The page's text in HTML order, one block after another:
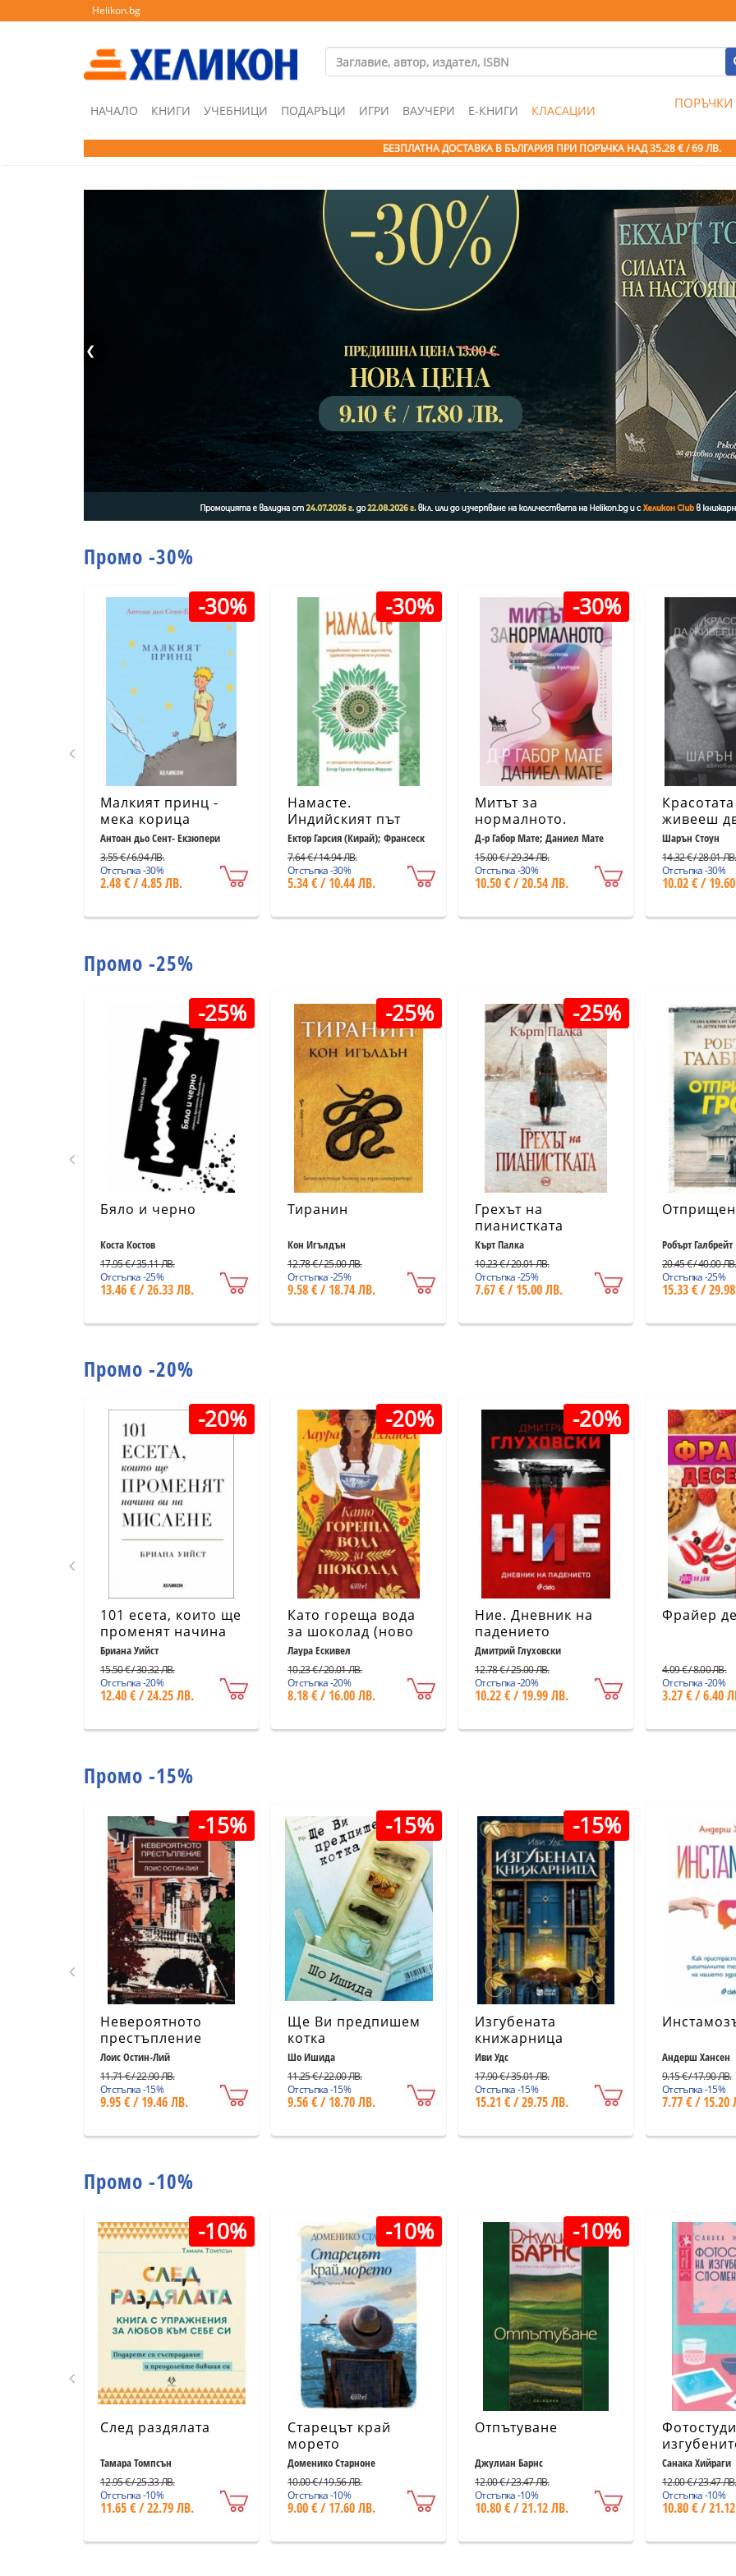
Helikon.bg
НАЧАЛО КНИГИ УЧЕБНИЦИ ПОДАРЪЦИ ИГРИ ВАУЧЕРИ Е-КНИГИ КЛАСАЦИИ
БЕЗПЛАТНА ДОСТАВКА В БЪЛГАРИЯ ПРИ ПОРЪЧКА НАД 35.28 € / 69 ЛВ.
❮
Промо -30%
-30%
Малкият принц -
мека корица
светлосиня
Антоан дьо Сент- Екзюпери
3.55 € / 6.94 ЛВ.
Отстъпка -30%
2.48 € / 4.85 ЛВ.
-30%
Намасте.
Индийският път
към щастието,
удовлетворението
и успеха
Ектор Гарсия (Кирай); Франсеск
7.64 € / 14.94 ЛВ.
Отстъпка -30%
5.34 € / 10.44 ЛВ.
-30%
Митът за
нормалното.
Травмата, болестта
и изцелението в
една токсична
култура
Д-р Габор Мате; Даниел Мате
15.00 € / 29.34 ЛВ.
Отстъпка -30%
10.50 € / 20.54 ЛВ.
живееш
(ново
Шарън Стоун
14.32 € / 28.01 ЛВ.
Отстъпка -30%
10.02 € /
Промо -25%
-25%
Бяло и черно
Коста Костов
17.95 € / 35.11 ЛВ.
Отстъпка -25%
13.46 € / 26.33 ЛВ.
-25%
Тиранин
Кон Игълдън
12.78 € / 25.00 ЛВ.
Отстъпка -25%
9.58 € / 18.74 ЛВ.
-25%
Грехът на
пианистката
Кърт Палка
10.23 € / 20.01 ЛВ.
Отстъпка -25%
7.67 € / 15.00 ЛВ.
Робърт Галбрейт
20.45 € / 40.00 ЛВ.
Отстъпка -25%
15.33 € /
Промо -20%
-20%
101 есета, които ще
променят начина
ви на мислене
Бриана Уийст
15.50 € / 30.32 ЛВ.
Отстъпка -20%
12.40 € / 24.25 ЛВ.
-20%
Като гореща вода
за шоколад (ново
издание)
Лаура Ескивел
10.23 € / 20.01 ЛВ.
Отстъпка -20%
8.18 € / 16.00 ЛВ.
-20%
Ние. Дневник на
падението
Дмитрий Глуховски
12.78 € / 25.00 ЛВ.
Отстъпка -20%
10.22 € / 19.99 ЛВ.
Фрайер
4.09 € / 8.00 ЛВ.
Отстъпка -20%
3.27 € / 6.40
Промо -15%
-15%
Невероятното
престъпление
Лоис Остин-Лий
11.71 € / 22.90 ЛВ.
Отстъпка -15%
9.95 € / 19.46 ЛВ.
-15%
Ще Ви предпишем
котка
Шо Ишида
11.25 € / 22.00 ЛВ.
Отстъпка -15%
9.56 € / 18.70 ЛВ.
-15%
Изгубената
книжарница
Иви Удс
17.90 € / 35.01 ЛВ.
Отстъпка -15%
15.21 € / 29.75 ЛВ.
Андерш Хансен
9.15 € / 17.90 ЛВ.
Отстъпка -15%
7.77 € / 15.20
Промо -10%
-10%
След раздялата
Тамара Томпсън
12.95 € / 25.33 ЛВ.
Отстъпка -10%
11.65 € / 22.79 ЛВ.
-10%
Старецът край
морето
Доменико Старноне
10.00 € / 19.56 ЛВ.
Отстъпка -10%
9.00 € / 17.60 ЛВ.
-10%
Отпътуване
Джулиан Барнс
12.00 € / 23.47 ЛВ.
Отстъпка -10%
10.80 € / 21.12 ЛВ.
спомени
Санака Хийраги
12.00 € / 23.47 ЛВ.
Отстъпка -10%
10.80 € /